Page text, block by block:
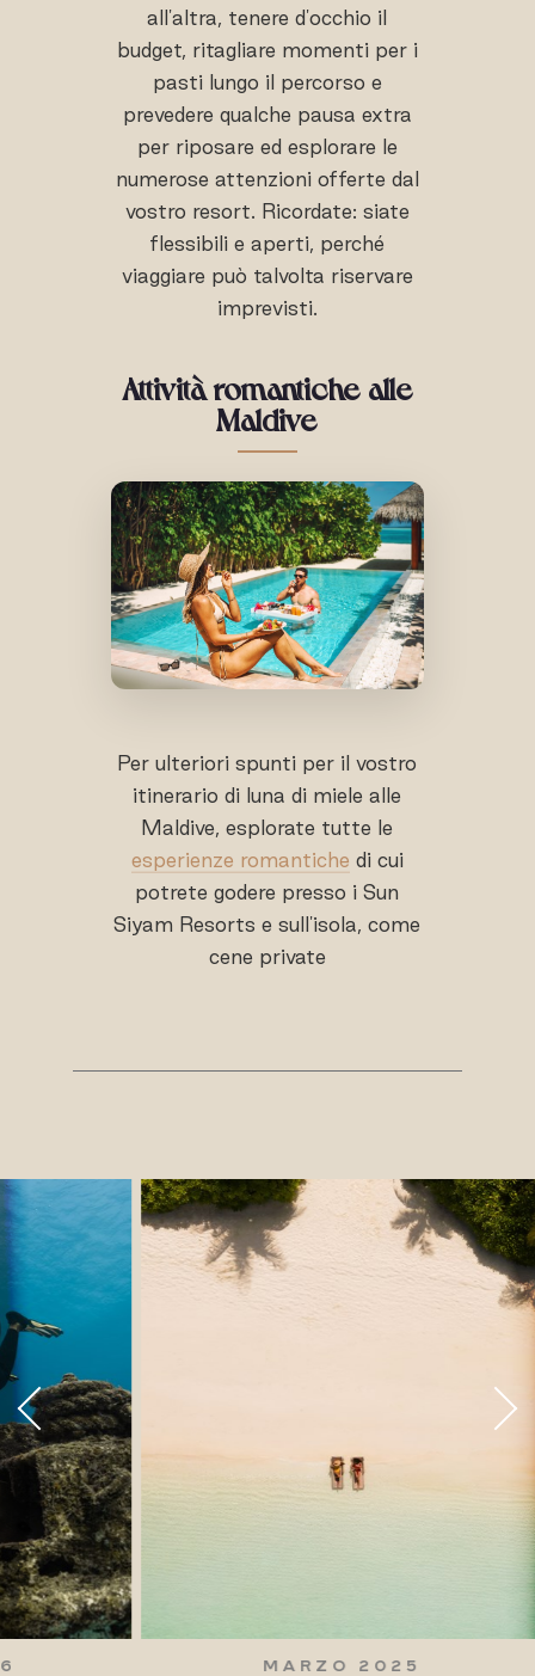
all'altra, tenere d'occhio il
budget, ritagliare momenti per i
pasti lungo il percorso e
prevedere qualche pausa extra
per riposare ed esplorare le
numerose attenzioni offerte dal
vostro resort. Ricordate: siate
flessibili e aperti, perché
viaggiare può talvolta riservare
imprevisti.
Attività romantiche alle
Maldive
Per ulteriori spunti per il vostro
itinerario di luna di miele alle
Maldive, esplorate tutte le
esperienze romantiche di cui
potrete godere presso i Sun
Siyam Resorts e sull'isola, come
cene private
MARZO 2025